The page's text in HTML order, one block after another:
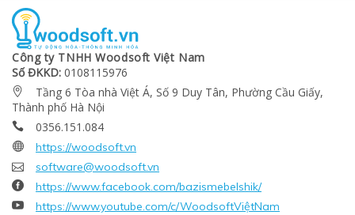
Công ty TNHH Woodsoft Việt Nam
Số ĐKKD: 0108115976

Tầng 6 Tòa nhà Việt Á, Số 9 Duy Tân, Phường Cầu Giấy,
Thành phố Hà Nội
 0356.151.084
 https://woodsoft.vn
 software@woodsoft.vn
 https://www.facebook.com/bazismebelshik/
 https://www.youtube.com/c/WoodsoftViệtNam